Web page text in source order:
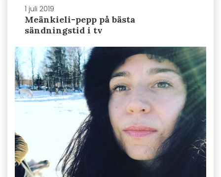
1 juli 2019
Meänkieli-pepp på bästa
sändningstid i tv